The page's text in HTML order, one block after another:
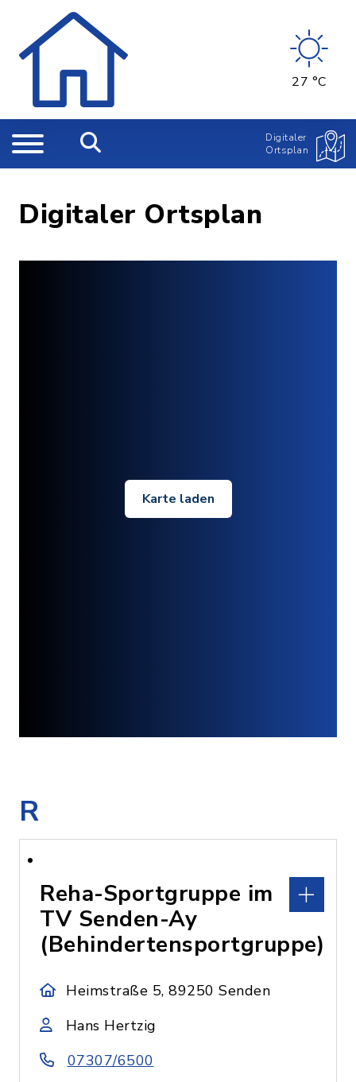
27 °C
Digitaler
Ortsplan
Digitaler Ortsplan
Karte laden
R
Reha-Sportgruppe im
TV Senden-Ay
(Behindertensportgruppe)
Heimstraße 5, 89250 Senden
Hans Hertzig
07307/6500